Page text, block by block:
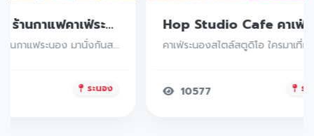
ฟองกาแฟ ร้านกาแฟคาเฟ่ระนอง บอกเลยว่าดีย์ กาแฟชาเย็นอร่อยน้าา
คาเฟ่ระนอง ร้านกาแฟระนอง มานั่งกันสบายๆชิวๆ
ระนอง 10577 ระ